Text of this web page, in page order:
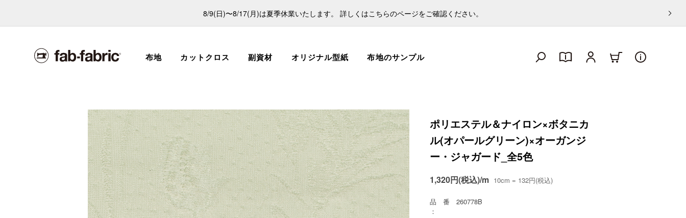
8/9(日)〜8/17(月)は夏季休業いたします。 詳しくはこちらのページをご確認ください。
布地 カットクロス 副資材 オリジナル型紙 布地のサンプル
ポリエステル＆ナイロン×ボタニカ
ル(オパールグリーン)×オーガンジ
ー・ジャガード_全5色
1,320円(税込)/m 10cm = 132円(税込)
品 番
：
260778B